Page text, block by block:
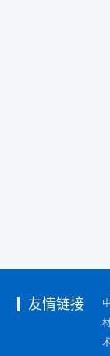
友情链接